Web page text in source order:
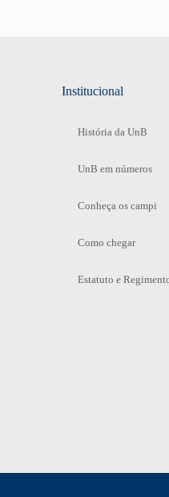
Institucional
História da UnB
UnB em números
Conheça os campi
Como chegar
Estatuto e